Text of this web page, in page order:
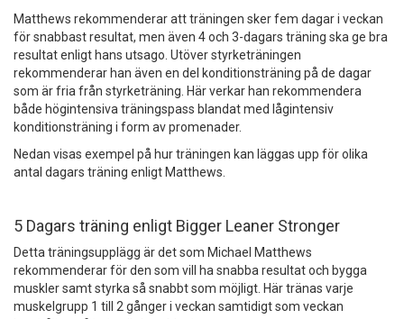
Matthews rekommenderar att träningen sker fem dagar i veckan
för snabbast resultat, men även 4 och 3-dagars träning ska ge bra
resultat enligt hans utsago. Utöver styrketräningen
rekommenderar han även en del konditionsträning på de dagar
som är fria från styrketräning. Här verkar han rekommendera
både högintensiva träningspass blandat med lågintensiv
konditionsträning i form av promenader.
Nedan visas exempel på hur träningen kan läggas upp för olika
antal dagars träning enligt Matthews.
5 Dagars träning enligt Bigger Leaner Stronger
Detta träningsupplägg är det som Michael Matthews
rekommenderar för den som vill ha snabba resultat och bygga
muskler samt styrka så snabbt som möjligt. Här tränas varje
muskelgrupp 1 till 2 gånger i veckan samtidigt som veckan